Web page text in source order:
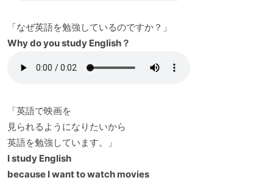
「なぜ英語を勉強しているのですか？」
Why do you study English？
「英語で映画を
見られるようになりたいから
英語を勉強しています。」
I study English
because I want to watch movies